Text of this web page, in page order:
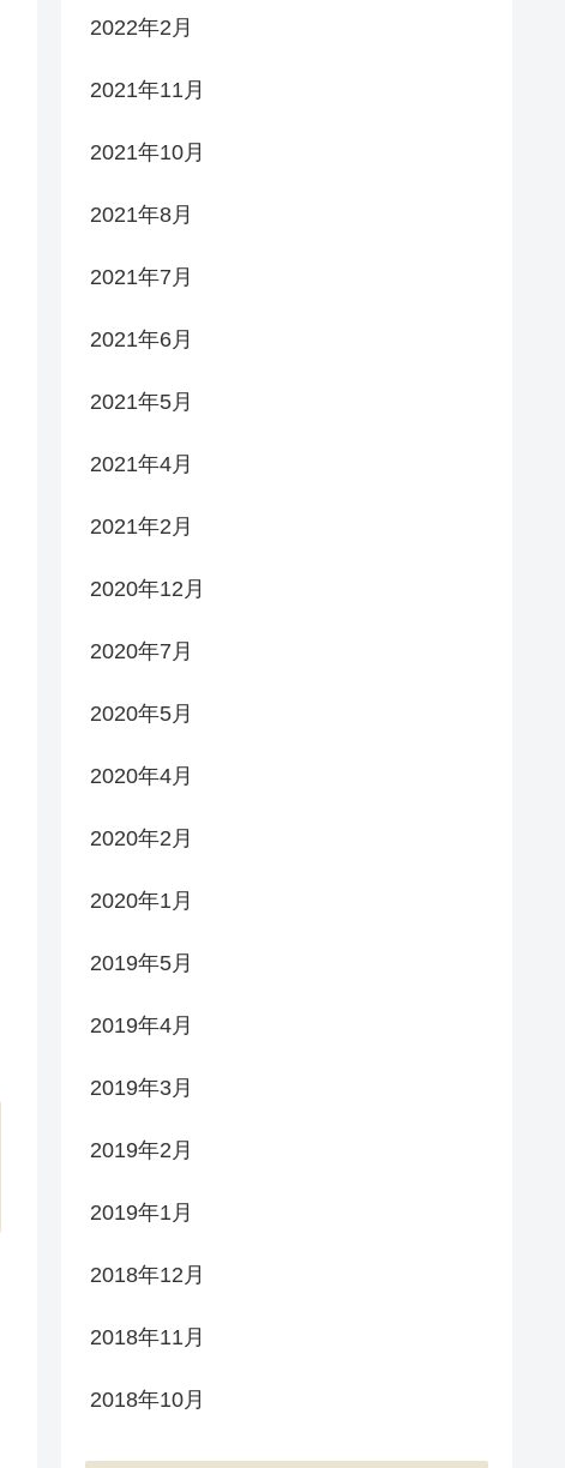
2022年2月
2021年11月
2021年10月
2021年8月
2021年7月
2021年6月
2021年5月
2021年4月
2021年2月
2020年12月
2020年7月
2020年5月
2020年4月
2020年2月
2020年1月
2019年5月
2019年4月
2019年3月
2019年2月
2019年1月
2018年12月
2018年11月
2018年10月